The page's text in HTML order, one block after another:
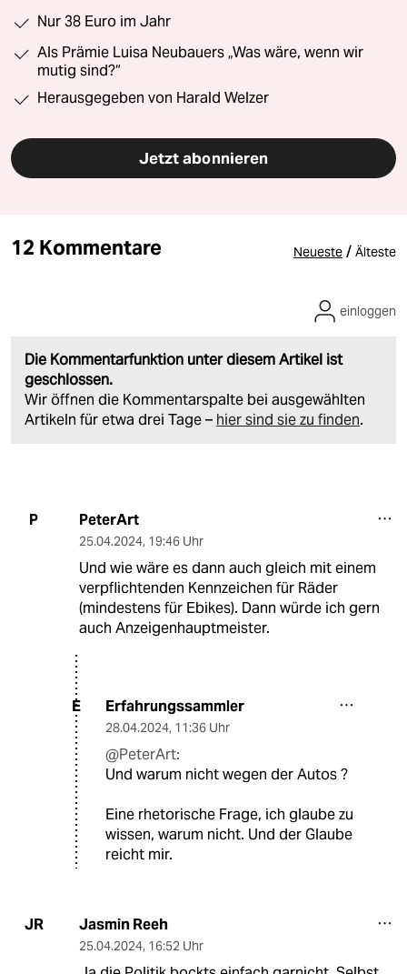
Nur 38 Euro im Jahr
Als Prämie Luisa Neubauers „Was wäre, wenn wir
mutig sind?“
Herausgegeben von Harald Welzer
Jetzt abonnieren
12 Kommentare Neueste / Älteste
Die Kommentarfunktion unter diesem Artikel ist
geschlossen.
Wir öffnen die Kommentarspalte bei ausgewählten
Artikeln für etwa drei Tage – hier sind sie zu finden.
einloggen
P PeterArt
25.04.2024, 19:46 Uhr
Und wie wäre es dann auch gleich mit einem
verpflichtenden Kennzeichen für Räder
(mindestens für Ebikes). Dann würde ich gern
auch Anzeigenhauptmeister.
E Erfahrungssammler
28.04.2024, 11:36 Uhr
@PeterArt:
Und warum nicht wegen der Autos ?
Eine rhetorische Frage, ich glaube zu
wissen, warum nicht. Und der Glaube
reicht mir.
JR Jasmin Reeh
25.04.2024, 16:52 Uhr